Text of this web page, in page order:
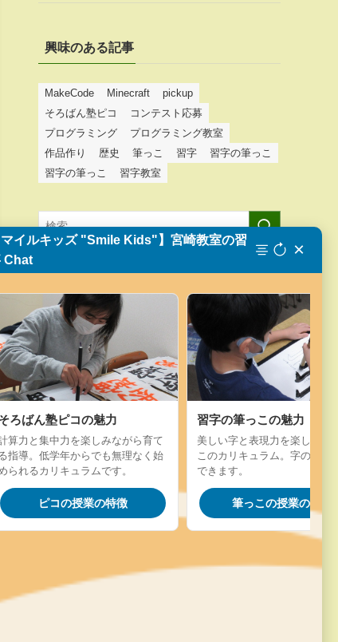
興味のある記事
MakeCode Minecraft
pickup
そろばん塾ピコ
コンテスト応募
プログラミング
プログラミング教室
作品作り
歴史 筆っこ 習字
習字の筆っこ
習字の筆っこ
習字教室
マイルキッズ "Smile Kids"】宮崎教室の習
Chat
×
ろばん塾ピコの魅力
算力と集中力を楽しみながら育て
指導。低学年からでも無理なく始
られるカリキュラムです。
ピコの授業の特徴
習字の筆っこの魅力
美しい字と表現力を楽しく学
このカリキュラム。字の成長
できます。
筆っこの授業の特徴